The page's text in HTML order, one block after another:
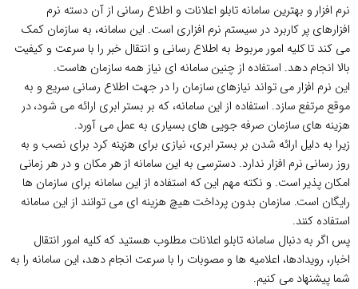
نرم افزار و بهترین سامانه تابلو اعلانات و اطلاع رسانی از آن دسته نرم
افزارهای پر کاربرد در سیستم نرم افزاری است. این سامانه، به سازمان کمک
می کند تا کلیه امور مربوط به اطلاع رسانی و انتقال خبر را با سرعت و کیفیت
بالا انجام دهد. استفاده از چنین سامانه ای نیاز همه سازمان هاست.
این نرم افزار می تواند نیازهای سازمان را در جهت اطلاع رسانی سریع و به
موقع مرتفع سازد. استفاده از این سامانه، که بر بستر ابری ارائه می شود، در
هزینه های سازمان صرفه جویی های بسیاری به عمل می آورد.
زیرا به دلیل ارائه شدن بر بستر ابری، نیازی برای هزینه کرد برای نصب و به
روز رسانی نرم افزار ندارد. دسترسی به این سامانه از هر مکان و در هر زمانی
امکان پذیر است. و نکته مهم این که استفاده از این سامانه برای سازمان ها
رایگان است. سازمان بدون پرداخت هیچ هزینه ای می توانند از این سامانه
استفاده کنند.
پس اگر به دنبال سامانه تابلو اعلانات مطلوب هستید که کلیه امور انتقال
اخبار، رویدادها، اعلامیه ها و مصوبات را با سرعت انجام دهد، این سامانه را به
شما پیشنهاد می کنیم.